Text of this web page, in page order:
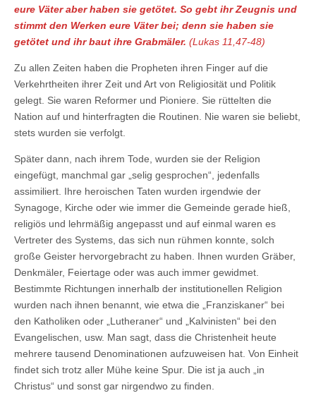
eure Väter aber haben sie getötet. So gebt ihr Zeugnis und
stimmt den Werken eure Väter bei; denn sie haben sie
getötet und ihr baut ihre Grabmäler. (Lukas 11,47-48)
Zu allen Zeiten haben die Propheten ihren Finger auf die
Verkehrtheiten ihrer Zeit und Art von Religiosität und Politik
gelegt. Sie waren Reformer und Pioniere. Sie rüttelten die
Nation auf und hinterfragten die Routinen. Nie waren sie beliebt,
stets wurden sie verfolgt.
Später dann, nach ihrem Tode, wurden sie der Religion
eingefügt, manchmal gar „selig gesprochen“, jedenfalls
assimiliert. Ihre heroischen Taten wurden irgendwie der
Synagoge, Kirche oder wie immer die Gemeinde gerade hieß,
religiös und lehrmäßig angepasst und auf einmal waren es
Vertreter des Systems, das sich nun rühmen konnte, solch
große Geister hervorgebracht zu haben. Ihnen wurden Gräber,
Denkmäler, Feiertage oder was auch immer gewidmet.
Bestimmte Richtungen innerhalb der institutionellen Religion
wurden nach ihnen benannt, wie etwa die „Franziskaner“ bei
den Katholiken oder „Lutheraner“ und „Kalvinisten“ bei den
Evangelischen, usw. Man sagt, dass die Christenheit heute
mehrere tausend Denominationen aufzuweisen hat. Von Einheit
findet sich trotz aller Mühe keine Spur. Die ist ja auch „in
Christus“ und sonst gar nirgendwo zu finden.